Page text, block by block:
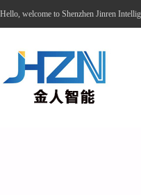
Hello, welcome to Shenzhen Jinren